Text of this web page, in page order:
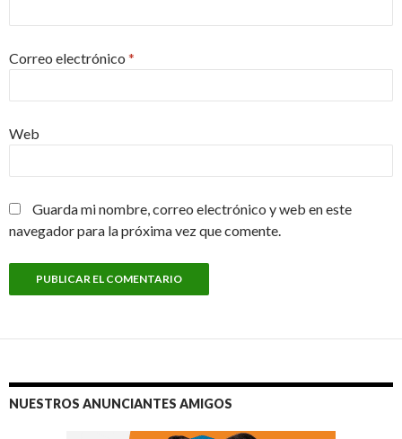
Correo electrónico *
Web
Guarda mi nombre, correo electrónico y web en este
navegador para la próxima vez que comente.
NUESTROS ANUNCIANTES AMIGOS